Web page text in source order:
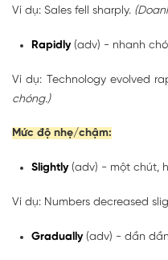
Ví dụ: Sales fell sharply.
Rapidly(adv) - nhanh
Ví dụ: Technology evolved
chóng.)
Mức độ nhẹ/chậm:
Slightly (adv) - một chút,
Ví dụ: Numbers decreased
Gradually (adv) - dần